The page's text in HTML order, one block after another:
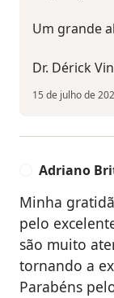
Um grande
Dr. Dérick
15 de julho de
Adriano
Minha
pelo
são muito
tornando a
Parabéns